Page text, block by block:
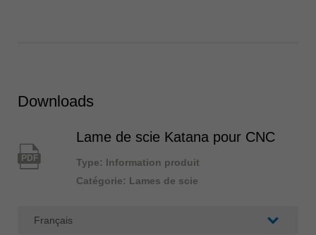
Downloads
PDF
Lame de scie Katana pour CNC
Type: Information produit
Catégorie: Lames de scie